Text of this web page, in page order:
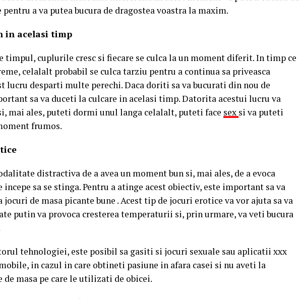
a va putea bucura de dragostea voastra la maxim.
in acelasi timp
timpul, cuplurile cresc si fiecare se culca la un moment diferit. In timp ce
celalalt probabil se culca tarziu pentru a continua sa priveasca
lucru desparti multe perechi. Daca doriti sa va bucurati din nou de
sa va duceti la culcare in acelasi timp. Datorita acestui lucru va
mai ales, puteti dormi unul langa celalalt, puteti face sex si va puteti
frumos.
distractiva de a avea un moment bun si, mai ales, de a evoca
sa se stinga. Pentru a atinge acest obiectiv, este important sa va
jocuri de masa picante bune . Acest tip de jocuri erotice va vor ajuta sa va
putin va provoca cresterea temperaturii si, prin urmare, va veti bucura
tehnologiei, este posibil sa gasiti si jocuri sexuale sau aplicatii xxx
in cazul in care obtineti pasiune in afara casei si nu aveti la
de masa pe care le utilizati de obicei.